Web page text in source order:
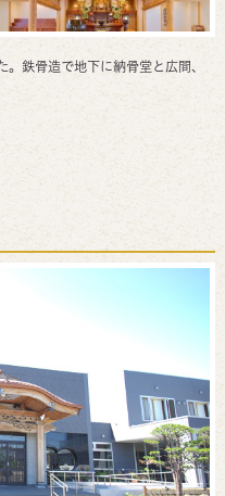
鉄骨造で地下に納骨堂と広間、